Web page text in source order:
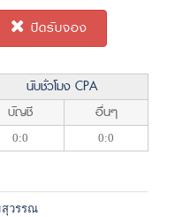
ปิดรับจอง
นับชั่วโมง CPA
บัญชี อื่นๆ
0:0 0:0
วรรณ